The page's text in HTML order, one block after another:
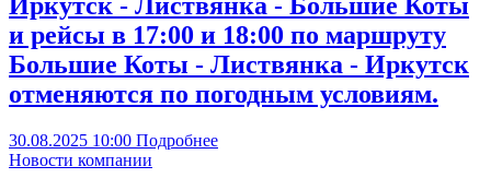
и рейсы в 17:00 и 18:00 по маршруту
Большие Коты - Листвянка - Иркутск
отменяются по погодным условиям.
30.08.2025 10:00 Подробнее
Новости компании